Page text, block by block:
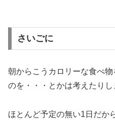
さいごに
朝からこうカロリーな食べ
のを・・・とかは考えたりし
ほとんど予定の無い1日だか